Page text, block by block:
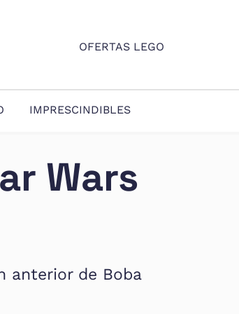
OFERTAS LEGO
IMPRESCINDIBLES
Wars
anterior de Boba